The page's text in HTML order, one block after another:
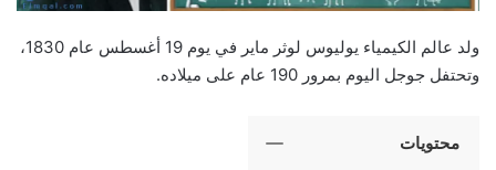
ولد عالم الكيمياء يوليوس لوثر ماير في يوم 19 أغسطس عام 1830،
وتحتفل جوجل اليوم بمرور 190 عام على ميلاده.
محتويات